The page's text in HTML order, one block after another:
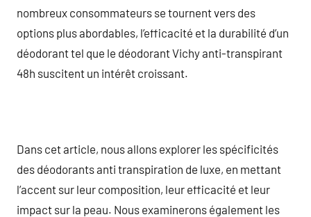
nombreux consommateurs se tournent vers des
options plus abordables, l’efficacité et la durabilité d’un
déodorant tel que le déodorant Vichy anti-transpirant
48h suscitent un intérêt croissant.
Dans cet article, nous allons explorer les spécificités
des déodorants anti transpiration de luxe, en mettant
l’accent sur leur composition, leur efficacité et leur
impact sur la peau. Nous examinerons également les